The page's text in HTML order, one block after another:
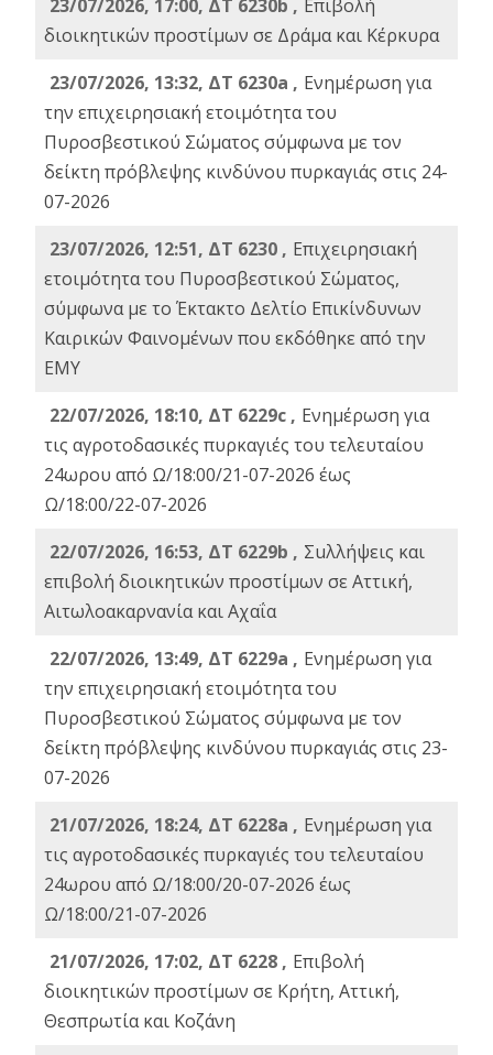
23/07/2026, 17:00, ΔΤ 6230b , Επιβολή
διοικητικών προστίμων σε Δράμα και Κέρκυρα
23/07/2026, 13:32, ΔΤ 6230a , Ενημέρωση για
την επιχειρησιακή ετοιμότητα του
Πυροσβεστικού Σώματος σύμφωνα με τον
δείκτη πρόβλεψης κινδύνου πυρκαγιάς στις 24-
07-2026
23/07/2026, 12:51, ΔΤ 6230 , Επιχειρησιακή
ετοιμότητα του Πυροσβεστικού Σώματος,
σύμφωνα με το Έκτακτο Δελτίο Επικίνδυνων
Καιρικών Φαινομένων που εκδόθηκε από την
ΕΜΥ
22/07/2026, 18:10, ΔΤ 6229c , Ενημέρωση για
τις αγροτοδασικές πυρκαγιές του τελευταίου
24ωρου από Ω/18:00/21-07-2026 έως
Ω/18:00/22-07-2026
22/07/2026, 16:53, ΔΤ 6229b , Σuλλήψεις και
επιβολή διοικητικών προστίμων σε Αττική,
Αιτωλοακαρνανία και Αχαΐα
22/07/2026, 13:49, ΔΤ 6229a , Ενημέρωση για
την επιχειρησιακή ετοιμότητα του
Πυροσβεστικού Σώματος σύμφωνα με τον
δείκτη πρόβλεψης κινδύνου πυρκαγιάς στις 23-
07-2026
21/07/2026, 18:24, ΔΤ 6228a , Ενημέρωση για
τις αγροτοδασικές πυρκαγιές του τελευταίου
24ωρου από Ω/18:00/20-07-2026 έως
Ω/18:00/21-07-2026
21/07/2026, 17:02, ΔΤ 6228 , Επιβολή
διοικητικών προστίμων σε Κρήτη, Αττική,
Θεσπρωτία και Κοζάνη